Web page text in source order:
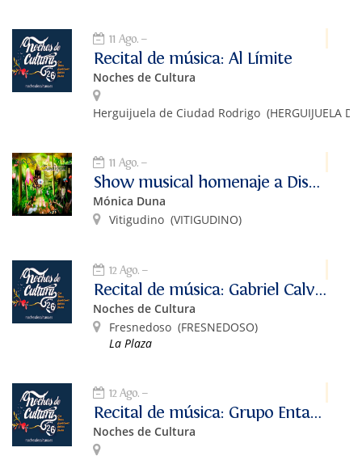
11 Ago.
Recital de música: Al Límite
Noches de Cultura
Herguijuela de Ciudad Rodrigo (HERGUIJUELA
11 Ago.
Show musical homenaje a Disney
Mónica Duna
Vitigudino (VITIGUDINO)
12 Ago.
Recital de música: Gabriel Calvo y La Fabulosa Retahíla
Noches de Cultura
Fresnedoso (FRESNEDOSO)
La Plaza
12 Ago.
Recital de música: Grupo Entavía
Noches de Cultura